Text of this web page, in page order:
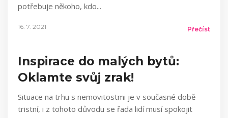
potřebuje někoho, kdo
Přečíst
16. 7. 2021
Inspirace do malých bytů:
Oklamte svůj zrak!
Situace na trhu s nemovitostmi je v současné době
tristní, i z tohoto důvodu se řada lidí musí spokojit